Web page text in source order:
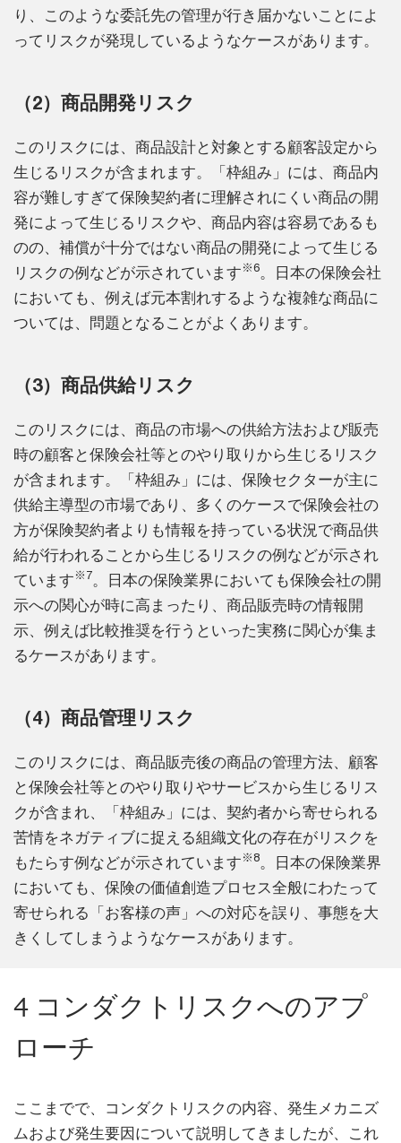
り、このような委託先の管理が行き届かないことによ
ってリスクが発現しているようなケースがあります。
（2）商品開発リスク
このリスクには、商品設計と対象とする顧客設定から
生じるリスクが含まれます。「枠組み」には、商品内
容が難しすぎて保険契約者に理解されにくい商品の開
発によって生じるリスクや、商品内容は容易であるも
のの、補償が十分ではない商品の開発によって生じる
リスクの例などが示されています※6。日本の保険会社
においても、例えば元本割れするような複雑な商品に
ついては、問題となることがよくあります。
（3）商品供給リスク
このリスクには、商品の市場への供給方法および販売
時の顧客と保険会社等とのやり取りから生じるリスク
が含まれます。「枠組み」には、保険セクターが主に
供給主導型の市場であり、多くのケースで保険会社の
方が保険契約者よりも情報を持っている状況で商品供
給が行われることから生じるリスクの例などが示され
ています※7。日本の保険業界においても保険会社の開
示への関心が時に高まったり、商品販売時の情報開
示、例えば比較推奨を行うといった実務に関心が集ま
るケースがあります。
（4）商品管理リスク
このリスクには、商品販売後の商品の管理方法、顧客
と保険会社等とのやり取りやサービスから生じるリス
クが含まれ、「枠組み」には、契約者から寄せられる
苦情をネガティブに捉える組織文化の存在がリスクを
もたらす例などが示されています※8。日本の保険業界
においても、保険の価値創造プロセス全般にわたって
寄せられる「お客様の声」への対応を誤り、事態を大
きくしてしまうようなケースがあります。
4 コンダクトリスクへのアプ
ローチ
ここまでで、コンダクトリスクの内容、発生メカニズ
ムおよび発生要因について説明してきましたが、これ